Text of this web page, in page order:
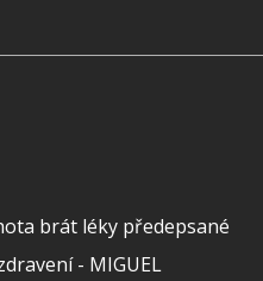
brát léky předepsané
- MIGUEL